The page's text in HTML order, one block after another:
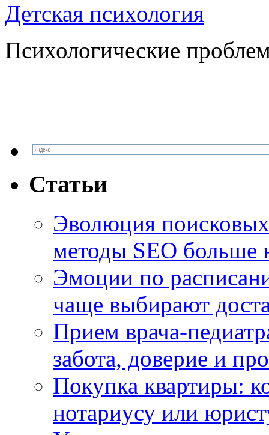
Детская психология
Психологические
Статьи
Эволюция
методы SEO больше
Эмоции по
чаще выбирают
Прием врача-
забота, доверие и
Покупка квартиры:
нотариусу или